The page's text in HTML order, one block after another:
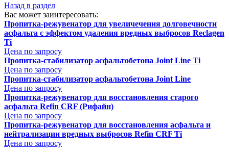
Назад в раздел
Вас может заинтересовать:
Пропитка-режувенатор для увеличечения долговечности
асфальта с эффектом удаления вредных выбросов Reclagen
Ti
Цена по запросу
Пропитка-стабилизатор асфальтобетона Joint Line Ti
Цена по запросу
Пропитка-стабилизатор асфальтобетона Joint Line
Цена по запросу
Пропитка-режувенатор для восстановления старого
асфальта Refin CRF (Рифайн)
Цена по запросу
Пропитка-режувенатор для восстановления асфальта и
нейтрализации вредных выбросов Refin CRF Ti
Цена по запросу